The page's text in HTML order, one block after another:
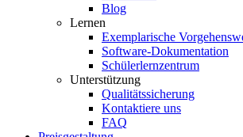
Blog
Lernen
Exemplarische
Software-Dokumentation
Schülerlernzentrum
Unterstützung
Qualitätssicherung
Kontaktiere uns
FAQ